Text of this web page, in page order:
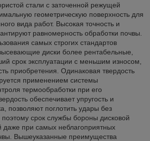
стали с заточенной режущей
геометрическую поверхность для
вида работ. Высокая точность и
равномерность обработки почвы.
самых строгих стандартов
диски более рентабельные,
срок эксплуатации с меньшим износом,
приобретения. Одинаковая твердость
применением системы
термообработки при его
обеспечивает упругость и
позволяют поглотить удары без
срок службы бороны дисковой
даже при самых неблагоприятных
Вышеуказанные преимущества